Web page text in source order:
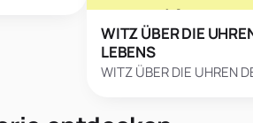
WITZ ÜBER DIE
LEBENS
WITZ ÜBER DIE UHREN